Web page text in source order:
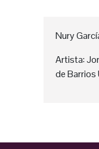
Nury
Artista:
de Barrios